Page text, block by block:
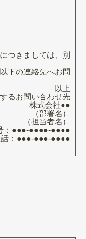
つきましては、別
下の連絡先へお問
以上
るお問い合わせ先
株式会社●●
（部署名）
（担当者名）
：●●●-●●●●-●●●●
話：●●●-●●●-●●●●